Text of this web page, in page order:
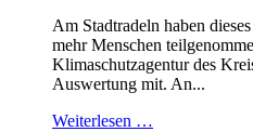
Am Stadtradeln haben
mehr Menschen
Klimaschutzagentur des
Auswertung mit. An...
Weiterlesen …